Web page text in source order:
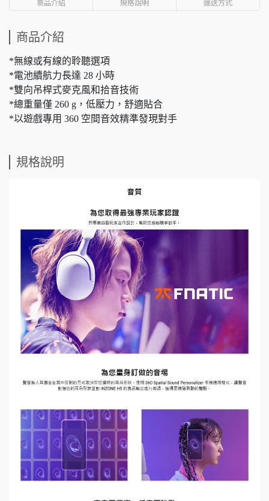
商品介紹 規格說明 運送方式
商品介紹
*無線或有線的聆聽選項
*電池續航力長達 28 小時
*雙向吊桿式麥克風和拾音技術
*總重量僅 260 g，低壓力，舒適貼合
*以遊戲專用 360 空間音效精準發現對手
規格說明